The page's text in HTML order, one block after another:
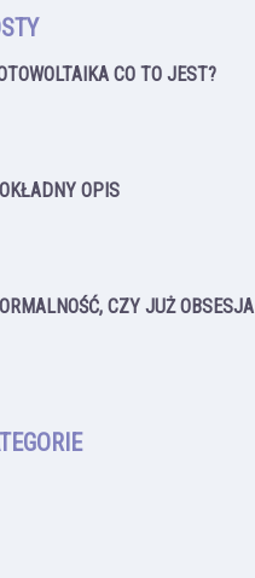
CO TO JEST?
OPIS
CZY JUŻ OBSESJA